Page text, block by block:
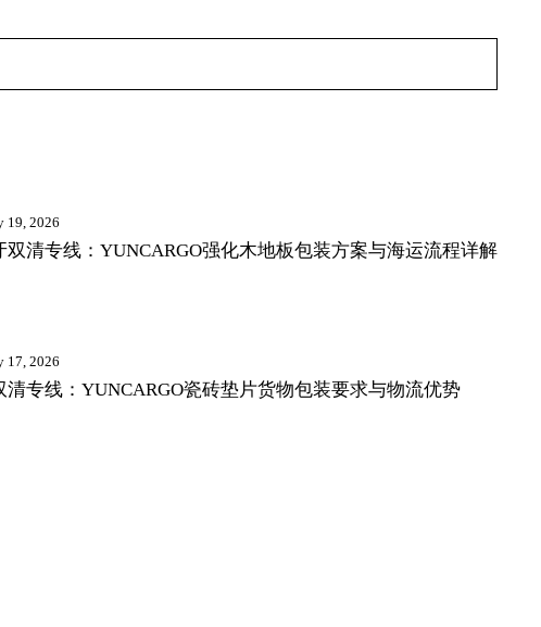
19, 2026
清专线：YUNCARGO强化木地板包装方案与海运流程详解
17, 2026
专线：YUNCARGO瓷砖垫片货物包装要求与物流优势